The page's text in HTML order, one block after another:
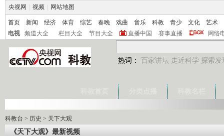
央视网 视频 网站地图
首页 新闻 经济 体育 综艺 春晚 戏曲 音乐 科教 青少 文化
艺术
电视
频道大全 栏目大全 节目大全 直播中国 赛事直播 网络
热词： 百家讲坛 走近科学 探索发
科教台 > 历史 > 天下大观
《天下大观》最新视频